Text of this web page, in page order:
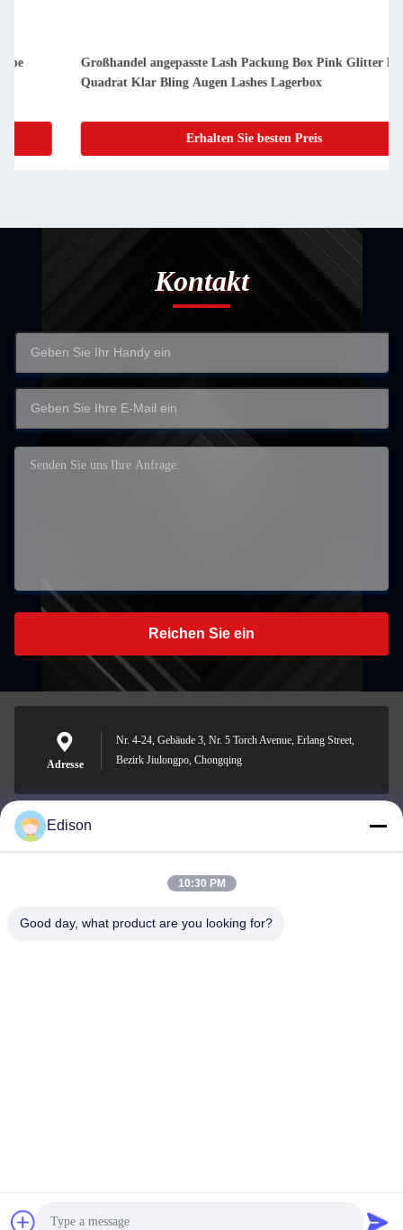
Erhalten Sie Besten Preis
Großhandel angepasste Lash Packung Box Pink Glitter Papier
Quadrat Klar Bling Augen Lashes Lagerbox
Erhalten Sie besten Preis
Kontakt
Reichen Sie ein
Adresse
Nr. 4-24, Gebäude 3, Nr. 5 Torch Avenue, Erlang Street,
Bezirk Jiulongpo, Chongqing
edisonzhan666@163.com
Edison
10:30 PM
Good day, what product are you looking for?